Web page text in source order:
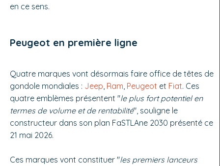
en ce sens.
Peugeot en première ligne
Quatre marques vont désormais faire office de têtes de
gondole mondiales : Jeep Ram Peugeot et Fiat. Ces
quatre emblèmes présentent "le plus fort potentiel en
termes de volume et de rentabilité", souligne le
constructeur dans son plan FaSTLAne 2030 présenté ce
21 mai 2026.
Ces marques vont constituer "les premiers lanceurs